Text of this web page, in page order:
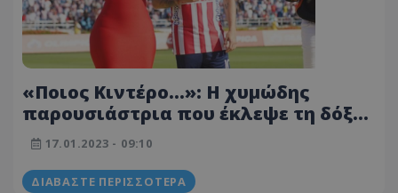
«Ποιος Κιντέρο...»: Η χυμώδης
παρουσιάστρια που έκλεψε τη δόξα
του Κολομβιανού (ΦΩΤΟΓΡΑΦΙΕΣ)
17.01.2023 - 09:10
ΔΙΑΒΆΣΤΕ ΠΕΡΙΣΣΌΤΕΡΑ